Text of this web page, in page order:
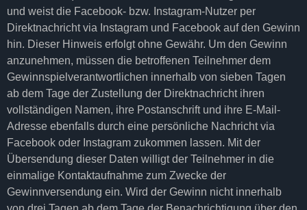
und weist die Facebook- bzw. Instagram-Nutzer per
Direktnachricht via Instagram und Facebook auf den Gewinn
hin. Dieser Hinweis erfolgt ohne Gewähr. Um den Gewinn
anzunehmen, müssen die betroffenen Teilnehmer dem
Gewinnspielverantwortlichen innerhalb von sieben Tagen
ab dem Tage der Zustellung der Direktnachricht ihren
vollständigen Namen, ihre Postanschrift und ihre E-Mail-
Adresse ebenfalls durch eine persönliche Nachricht via
Facebook oder Instagram zukommen lassen. Mit der
Übersendung dieser Daten willigt der Teilnehmer in die
einmalige Kontaktaufnahme zum Zwecke der
Gewinnversendung ein. Wird der Gewinn nicht innerhalb